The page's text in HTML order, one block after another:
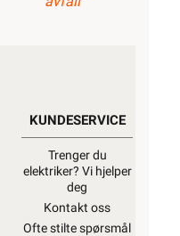
KUNDESERVICE
Trenger du
elektriker? Vi hjelper
deg
Kontakt oss
Ofte stilte spørsmål